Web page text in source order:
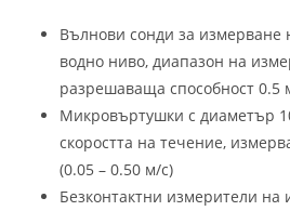
Вълнови сонди за измерване
водно ниво, диапазон на
разрешаваща способност 0.5
Микровъртушки с диаметър
скоростта на течение,
(0.05 – 0.50 м/с)
Безконтактни измерители на